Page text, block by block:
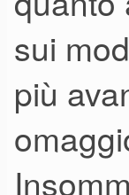
sui
più